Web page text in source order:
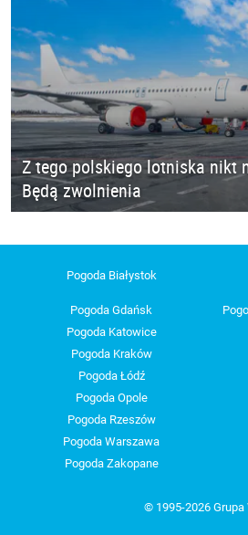
Z tego polskiego lotniska nikt
Będą zwolnienia
Pogoda Białystok
Pogoda Gdańsk
Pogoda Katowice
Pogoda Kraków
Pogoda Łódź
Pogoda Opole
Pogoda Rzeszów
Pogoda Warszawa
Pogoda Zakopane
© 1995-2026 Grupa